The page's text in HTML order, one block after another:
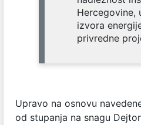
Hercegovine,
izvora
privredne
Upravo na osnovu
od stupanja na snagu